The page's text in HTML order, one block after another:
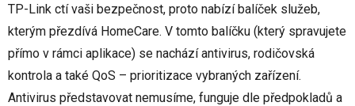
TP-Link ctí vaši bezpečnost, proto nabízí balíček služeb,
kterým přezdívá HomeCare. V tomto balíčku (který spravujete
přímo v rámci aplikace) se nachází antivirus, rodičovská
kontrola a také QoS – prioritizace vybraných zařízení.
Antivirus představovat nemusíme, funguje dle předpokladů a